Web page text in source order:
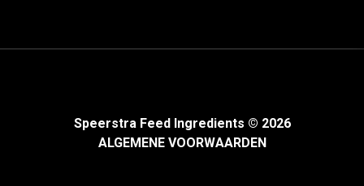
Speerstra Feed Ingredients © 2026
ALGEMENE VOORWAARDEN